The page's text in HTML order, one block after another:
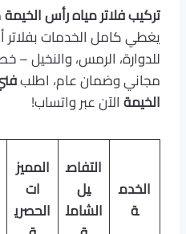
تركيب فلاتر مياه رأس الخيمة
يغطي كامل الخدمات بفلاتر
مجاني وضمان عام، اطلب
الخيمةالآن عبر واتساب!
الخدم
ة
التفاص
يل
الشامل
المميز
ات
الحصري